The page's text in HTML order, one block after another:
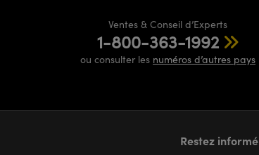
Ventes & Conseil d’Experts
1-800-363-1992
ou consulter les numéros d’autres pays
Restez informé